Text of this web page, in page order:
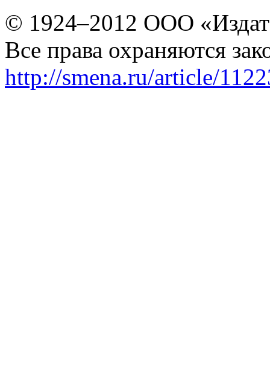
© 1924–2012 ООО
Все права охраняются
http://smena.ru/article/